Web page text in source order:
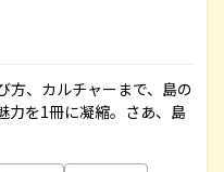
、カルチャーまで、島の
力を1冊に凝縮。さあ、島